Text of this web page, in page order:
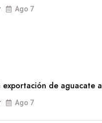
Ago 7
exportación de aguacate a
Ago 7